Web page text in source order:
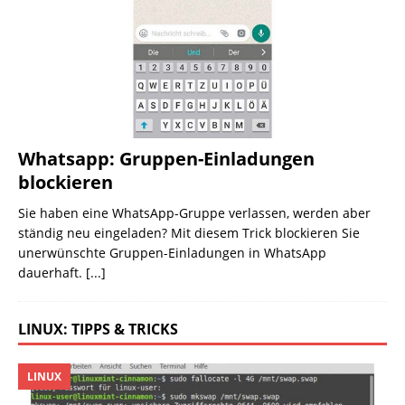
Whatsapp: Gruppen-Einladungen
blockieren
Sie haben eine WhatsApp-Gruppe verlassen, werden aber
ständig neu eingeladen? Mit diesem Trick blockieren Sie
unerwünschte Gruppen-Einladungen in WhatsApp
dauerhaft. [...]
LINUX: TIPPS & TRICKS
LINUX